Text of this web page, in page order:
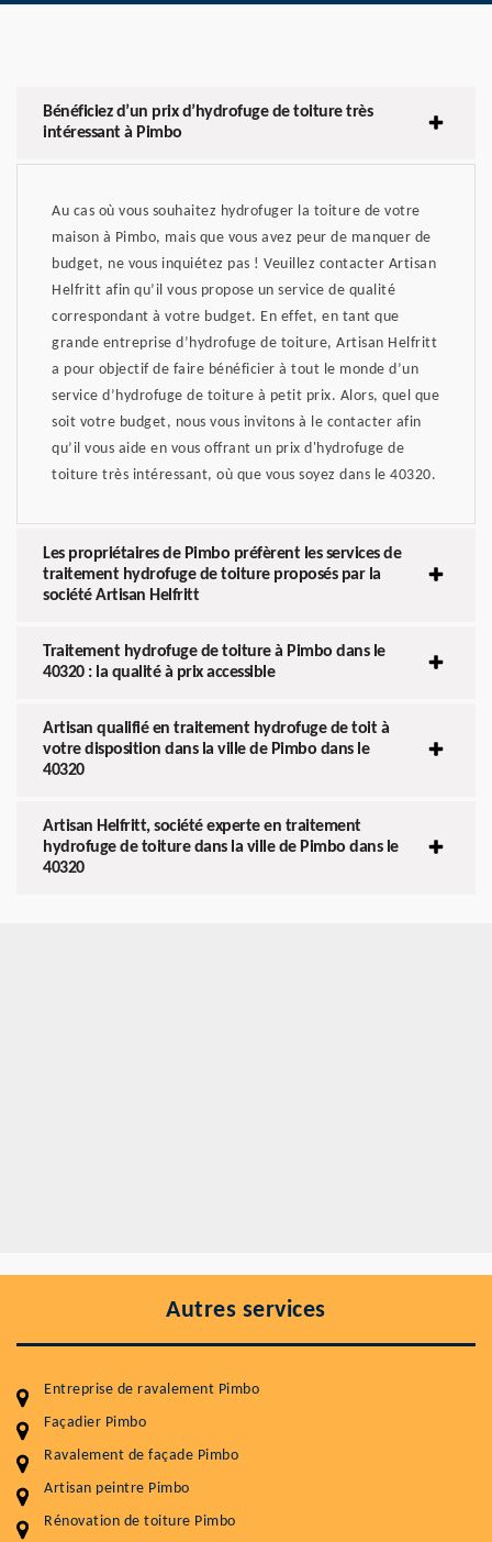
Bénéficiez d’un prix d’hydrofuge de toiture très
intéressant à Pimbo
Au cas où vous souhaitez hydrofuger la toiture de votre
maison à Pimbo, mais que vous avez peur de manquer de
budget, ne vous inquiétez pas ! Veuillez contacter Artisan
Helfritt afin qu’il vous propose un service de qualité
correspondant à votre budget. En effet, en tant que
grande entreprise d’hydrofuge de toiture, Artisan Helfritt
a pour objectif de faire bénéficier à tout le monde d’un
service d’hydrofuge de toiture à petit prix. Alors, quel que
soit votre budget, nous vous invitons à le contacter afin
qu’il vous aide en vous offrant un prix d'hydrofuge de
toiture très intéressant, où que vous soyez dans le 40320.
Les propriétaires de Pimbo préfèrent les services de
traitement hydrofuge de toiture proposés par la
société Artisan Helfritt
Traitement hydrofuge de toiture à Pimbo dans le
40320 : la qualité à prix accessible
Artisan qualifié en traitement hydrofuge de toit à
votre disposition dans la ville de Pimbo dans le
40320
Artisan Helfritt, société experte en traitement
hydrofuge de toiture dans la ville de Pimbo dans le
40320
Autres services
Entreprise de ravalement Pimbo
Façadier Pimbo
Ravalement de façade Pimbo
Artisan peintre Pimbo
Rénovation de toiture Pimbo
Entretenir votre toiture, c'est préserver sa
Plus de 15 ans d'expérience en couverture et facade